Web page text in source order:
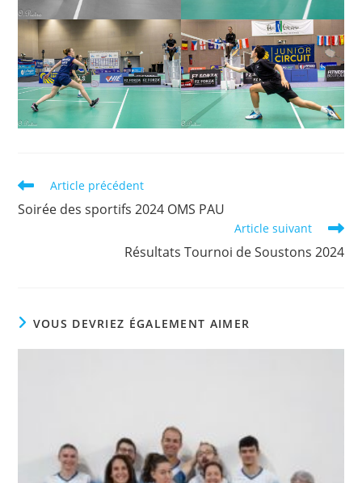
Read
articles
Article précédent
Soirée des sportifs 2024 OMS PAU
Article suivant
Résultats Tournoi de Soustons 2024
VOUS DEVRIEZ ÉGALEMENT AIMER